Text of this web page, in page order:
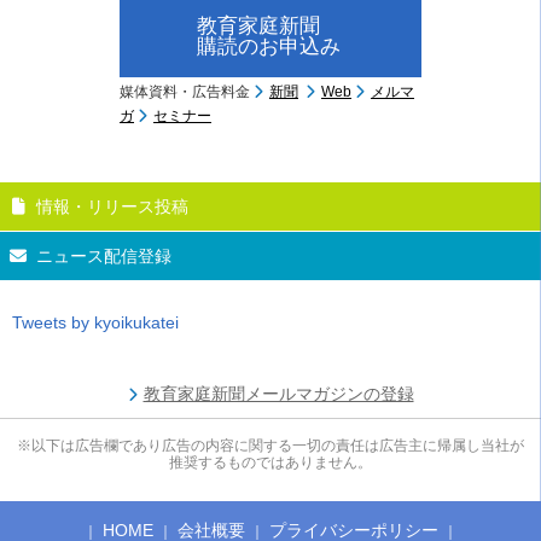
教育家庭新聞
購読のお申込み
媒体資料・広告料金 新聞 Web
メルマ
ガ
セミナー
情報・リリース投稿
ニュース配信登録
Tweets by kyoikukatei
教育家庭新聞メールマガジンの登録
※以下は広告欄であり広告の内容に関する一切の責任は広告主に帰属し当社が
推奨するものではありません。
HOME 会社概要 プライバシーポリシー